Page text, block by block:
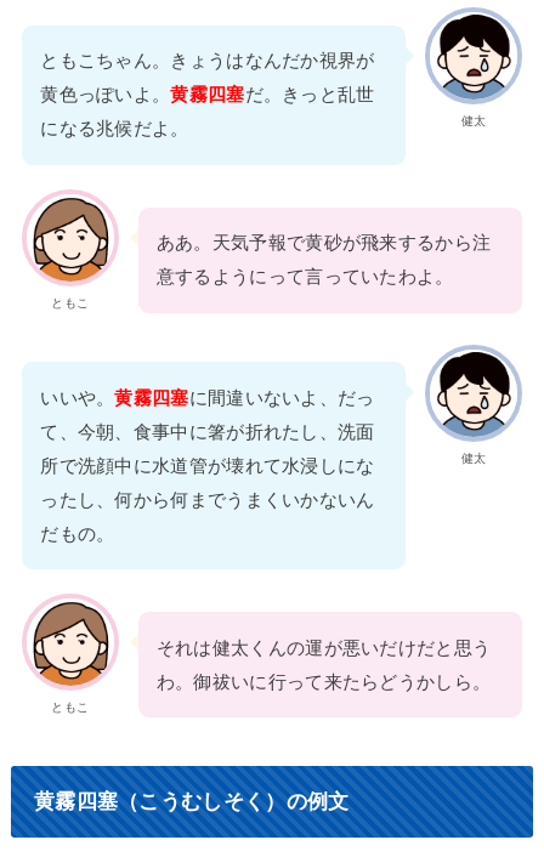
健太
ともこちゃん。きょうはなんだか視界が
黄色っぽいよ。黄霧四塞だ。きっと乱世
になる兆候だよ。
ともこ
ああ。天気予報で黄砂が飛来するから注
意するようにって言っていたわよ。
健太
いいや。黄霧四塞に間違いないよ、だっ
て、今朝、食事中に箸が折れたし、洗面
所で洗顔中に水道管が壊れて水浸しにな
ったし、何から何までうまくいかないん
だもの。
ともこ
それは健太くんの運が悪いだけだと思う
わ。御祓いに行って来たらどうかしら。
黄霧四塞（こうむしそく）の例文